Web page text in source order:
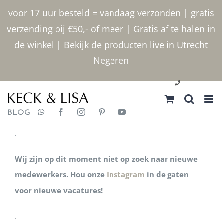
voor 17 uur besteld = vandaag verzonden | gratis
verzending bij €50,- of meer | Gratis af te halen in
de winkel | Bekijk de producten live in Utrecht
Negeren
inhoud
030 2400000
BLOG
.
Wij zijn op dit moment niet op zoek naar nieuwe
medewerkers. Hou onze Instagram in de gaten
voor nieuwe vacatures!
.